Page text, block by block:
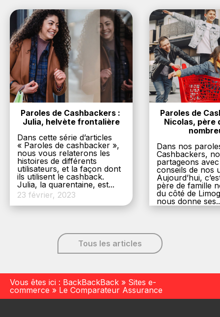
Paroles de Cashbackers :
Julia, helvète frontalière
Dans cette série d’articles
« Paroles de cashbacker »,
nous vous relaterons les
histoires de différents
utilisateurs, et la façon dont
ils utilisent le cashback.
Julia, la quarentaine, est...
23 février, 2023
Paroles de
Nicolas, père
Dans nos
Cashbackers,
partageons
conseils de nos
Aujourd’hui,
père de famille
du côté de
nous donne
Tous les articles
Vous êtes ici : BackBackBack » Sites e-
commerce » Le Comparateur Assurance